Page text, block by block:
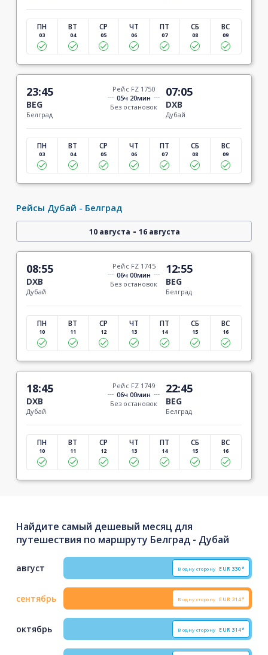
ПН
03
ВТ
04
СР
05
ЧТ
06
ПТ
07
СБ
08
ВС
09
23:45
BEG
Белград
Рейс FZ 1750
05ч 20мин
Без остановок
07:05
DXB
Дубай
ПН
03
ВТ
04
СР
05
ЧТ
06
ПТ
07
СБ
08
ВС
09
Рейсы Дубай - Белград
10 августа - 16 августа
08:55
DXB
Дубай
Рейс FZ 1745
06ч 00мин
Без остановок
12:55
BEG
Белград
ПН
10
ВТ
11
СР
12
ЧТ
13
ПТ
14
СБ
15
ВС
16
18:45
DXB
Дубай
Рейс FZ 1749
06ч 00мин
Без остановок
22:45
BEG
Белград
ПН
10
ВТ
11
СР
12
ЧТ
13
ПТ
14
СБ
15
ВС
16
Найдите самый дешевый месяц для
путешествия по маршруту Белград - Дубай
август В одну сторону EUR 330*
сентябрь В одну сторону EUR 314*
октябрь В одну сторону EUR 314*